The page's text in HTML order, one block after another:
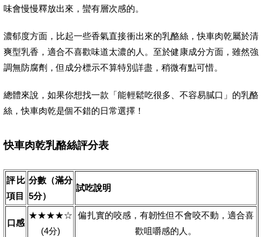
味會慢慢釋放出來，蠻有層次感的。
濃郁度方面，比起一些香氣直接衝出來的乳酪絲，快車肉乾屬於清
爽型乳香，適合不喜歡味道太濃的人。至於健康成分方面，雖然強
調無防腐劑，但成分標示不算特別詳盡，稍微有點可惜。
總體來說，如果你想找一款「能輕鬆吃很多、不容易膩口」的乳酪
絲，快車肉乾是個不錯的日常選擇！
快車肉乾乳酪絲評分表
評比
項目
分數（滿分
5分）
試吃說明
口感
★★★★☆
(4分)
偏扎實的咬感，有韌性但不會咬不動，適合喜
歡咀嚼感的人。